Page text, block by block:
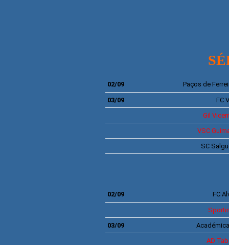
02/09 Paços de
03/09
FC
Gil
VSC
SC
02/09 FC
03/09
AD